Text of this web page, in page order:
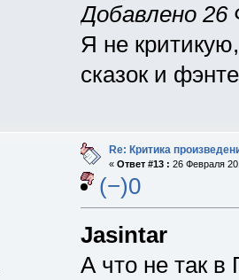
Добавлено 26
Я не
сказок и
Re: Критика
« Ответ #13 : 26 Февраля
(−)0
Jasintar
А что не так